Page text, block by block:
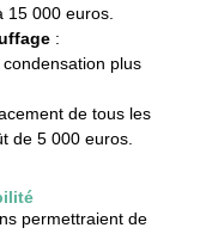
15 000 euros.
:
plus
de tous les
de 5 000 euros.
permettraient de